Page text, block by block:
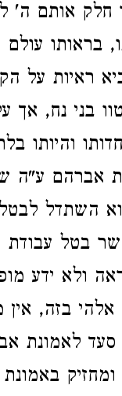
חלק אותם ה'
בראותו עולם
ראיות על
בני נח, אך
והיותו
אברהם ע"ה
השתדל
בטל
ולא ידע
אלהי בזה, אין
לאמונת